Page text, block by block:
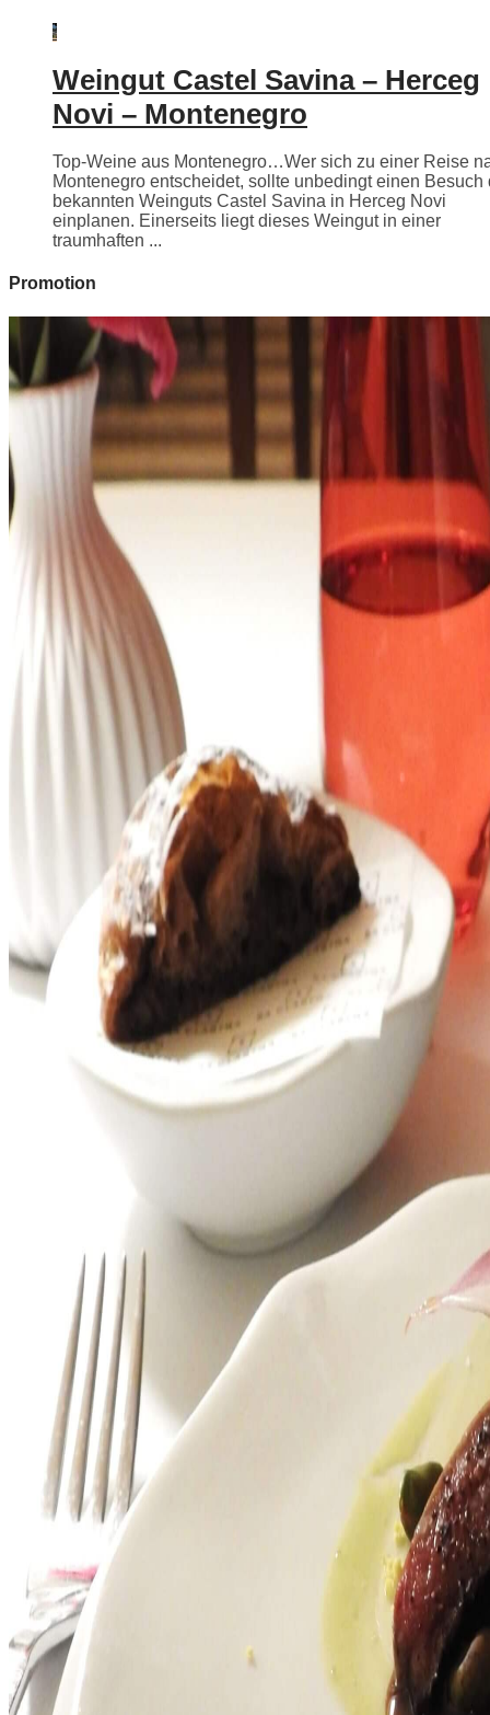
Weingut Castel Savina – Herceg
Novi – Montenegro
Top-Weine aus Montenegro…Wer sich zu einer Reise
Montenegro entscheidet, sollte unbedingt einen Besuch
bekannten Weinguts Castel Savina in Herceg Novi
einplanen. Einerseits liegt dieses Weingut in einer
traumhaften ...
Promotion